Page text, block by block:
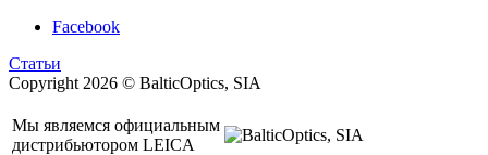
Facebook
Статьи
Copyright 2026 © BalticOptics, SIA
Мы являемся официальным
дистрибьютором LEICA